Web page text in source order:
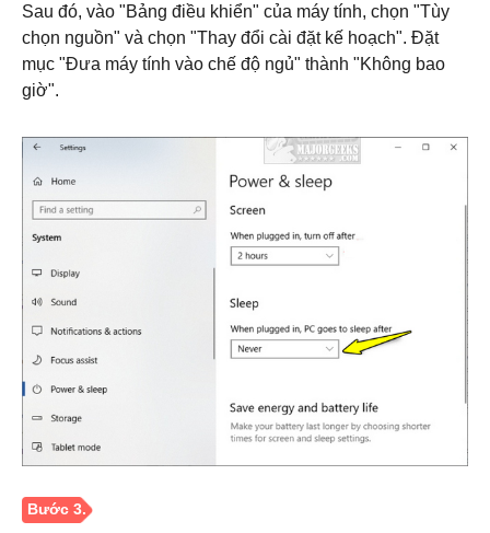
Sau đó, vào "Bảng điều khiển" của máy tính, chọn "Tùy
chọn nguồn" và chọn "Thay đổi cài đặt kế hoạch". Đặt
mục "Đưa máy tính vào chế độ ngủ" thành "Không bao
giờ".